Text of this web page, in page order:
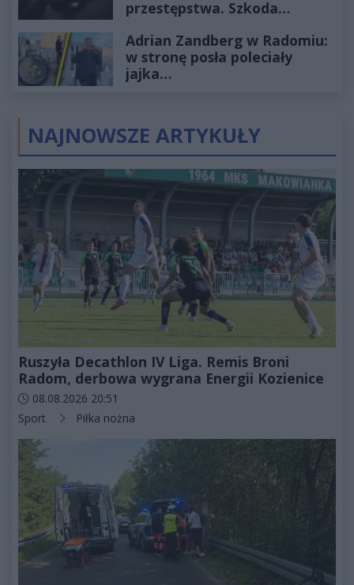
przestępstwa. Szkoda
złotych
Adrian Zandberg w Radomiu:
w stronę posła poleciały
jajka…
NAJNOWSZE ARTYKUŁY
Ruszyła Decathlon IV Liga. Remis Broni
Radom, derbowa wygrana Energii Kozienice
Data dodania artykułu:
08.08.2026 20:51
Kategorie artykułu:
Sport Piłka nożna